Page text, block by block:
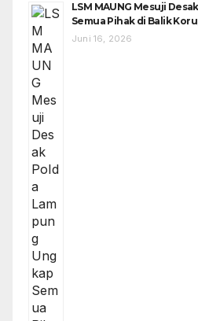
LSM MAUNG Mesuji
Semua Pihak di Balik
Juni 16, 2026